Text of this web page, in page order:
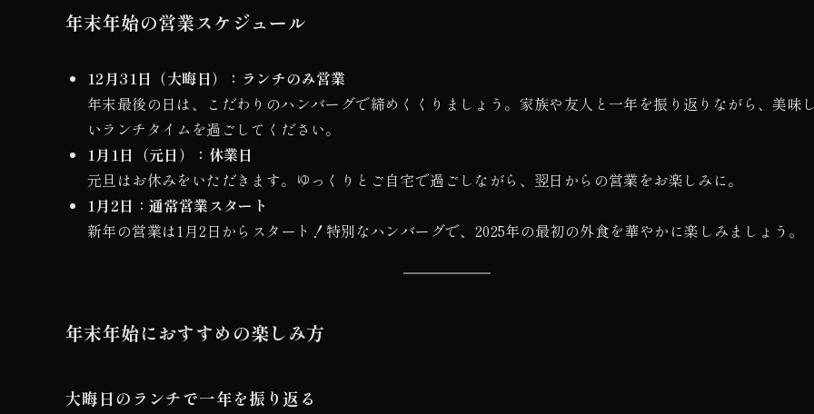
年末年始の営業スケジュール
12月31日（大晦日）：ランチのみ営業
年末最後の日は、こだわりのハンバーグで締めくくりましょう。家族や友人と一年を振り返りながら、美味
いランチタイムを過ごしてください。
1月1日（元日）：休業日
元旦はお休みをいただきます。ゆっくりとご自宅で過ごしながら、翌日からの営業をお楽しみに。
1月2日：通常営業スタート
新年の営業は1月2日からスタート！特別なハンバーグで、2025年の最初の外食を華やかに楽しみましょう。
年末年始におすすめの楽しみ方
大晦日のランチで一年を振り返る